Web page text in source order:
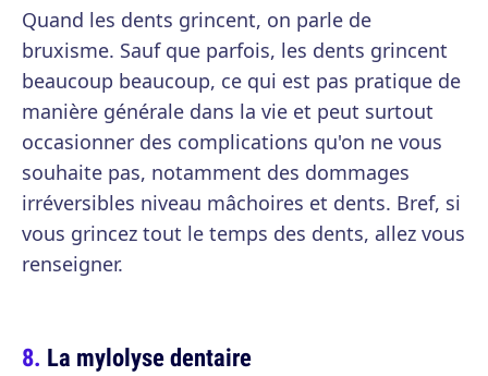
Quand les dents grincent, on parle de
bruxisme. Sauf que parfois, les dents grincent
beaucoup beaucoup, ce qui est pas pratique de
manière générale dans la vie et peut surtout
occasionner des complications qu'on ne vous
souhaite pas, notamment des dommages
irréversibles niveau mâchoires et dents. Bref, si
vous grincez tout le temps des dents, allez vous
renseigner.
La mylolyse dentaire